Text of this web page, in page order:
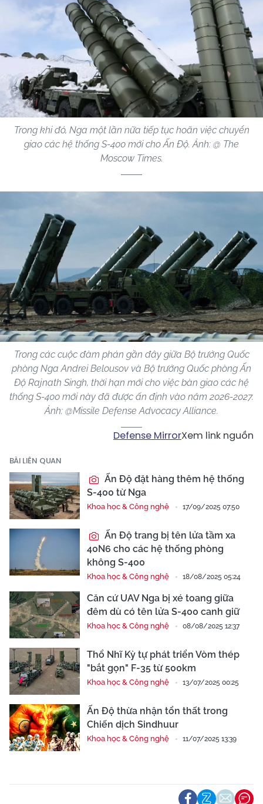
Trong khi đó, Nga một lần nữa tiếp tục hoãn việc chuyển
giao các hệ thống S-400 mới cho Ấn Độ. Ảnh: @ The
Moscow Times.
Trong các cuộc đàm phán gần đây giữa Bộ trưởng Quốc
phòng Nga Andrei Belousov và Bộ trưởng Quốc phòng Ấn
Độ Rajnath Singh, thời hạn mới cho việc bàn giao các hệ
thống S-400 mới này đã được ấn định vào năm 2026-2027.
Ảnh: @Missile Defense Advocacy Alliance.
Defense MirrorXem link nguồn
BÀI LIÊN QUAN
Ấn Độ đặt hàng thêm hệ thống
S-400 từ Nga
Khoa học & Công nghệ 17/09/2025 07:50
Ấn Độ trang bị tên lửa tầm xa
40N6 cho các hệ thống phòng
không S-400
Khoa học & Công nghệ 18/08/2025 05:24
Căn cứ UAV Nga bị xé toang giữa
đêm dù có tên lửa S-400 canh giữ
Khoa học & Công nghệ 08/08/2025 12:37
Thổ Nhĩ Kỳ tự phát triển Vòm thép
"bắt gọn" F-35 từ 500km
Khoa học & Công nghệ 13/07/2025 00:25
Ấn Độ thừa nhận tổn thất trong
Chiến dịch Sindhuur
Khoa học & Công nghệ 11/07/2025 13:39